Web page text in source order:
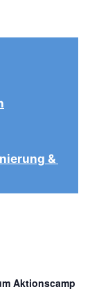
&
Aktionscamp